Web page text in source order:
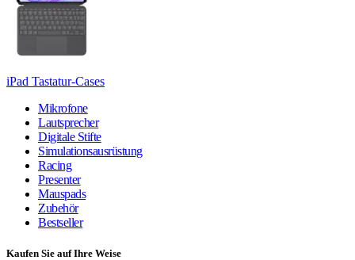
iPad Tastatur-Cases
Mikrofone
Lautsprecher
Digitale Stifte
Simulationsausrüstung
Racing
Presenter
Mauspads
Zubehör
Bestseller
Kaufen Sie auf Ihre Weise